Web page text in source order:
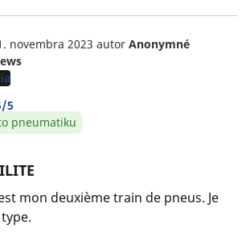
novembra 2023 autor Anonymné
5
pneumatiku
mon deuxième train de pneus. Je